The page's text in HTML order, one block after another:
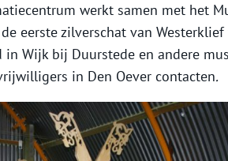
werkt samen met het
eerste zilverschat van
Wijk bij Duurstede en andere
in Den Oever contacten.